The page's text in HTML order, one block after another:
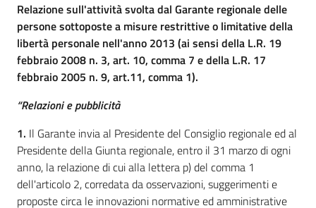
Relazione sull'attività svolta dal Garante regionale delle
persone sottoposte a misure restrittive o limitative della
libertà personale nell'anno 2013 (ai sensi della L.R. 19
febbraio 2008 n. 3, art. 10, comma 7 e della L.R. 17
febbraio 2005 n. 9, art.11, comma 1).
“Relazioni e pubblicità
1. Il Garante invia al Presidente del Consiglio regionale ed al
Presidente della Giunta regionale, entro il 31 marzo di ogni
anno, la relazione di cui alla lettera p) del comma 1
dell'articolo 2, corredata da osservazioni, suggerimenti e
proposte circa le innovazioni normative ed amministrative